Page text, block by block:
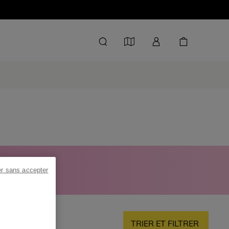
40 %
TRIER ET FILTRER
sans accepter